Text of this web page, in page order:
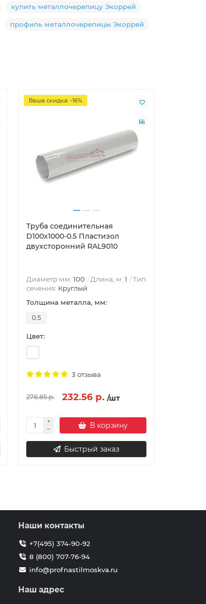
купить металлочерепицу Экоррей
профиль металлочерепицы Экоррей
Ваша скидка: -16%
Труба соединительная
D100х1000-0.5 Пластизол
двухсторонний RAL9010
Диаметр мм: 100 Длина, м: 1
Тип
сечения: Круглый
Толщина металла, мм:
0.5
Цвет:
3 отзыва
276.85 р. 232.56 р. /шт
В корзину
Быстрый заказ
Наши контакты
+7(495) 374-90-92
8 (800) 707-76-94
info@profnastilmoskva.ru
Наш адрес